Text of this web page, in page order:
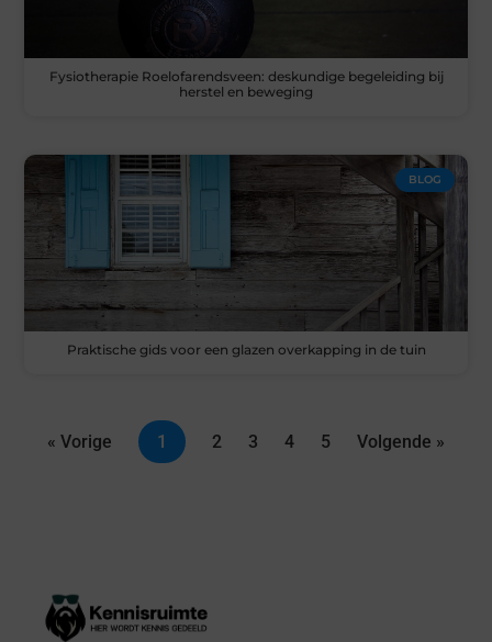
Fysiotherapie Roelofarendsveen: deskundige begeleiding bij
herstel en beweging
BLOG
Praktische gids voor een glazen overkapping in de tuin
« Vorige 1 2 3 4 5 Volgende »